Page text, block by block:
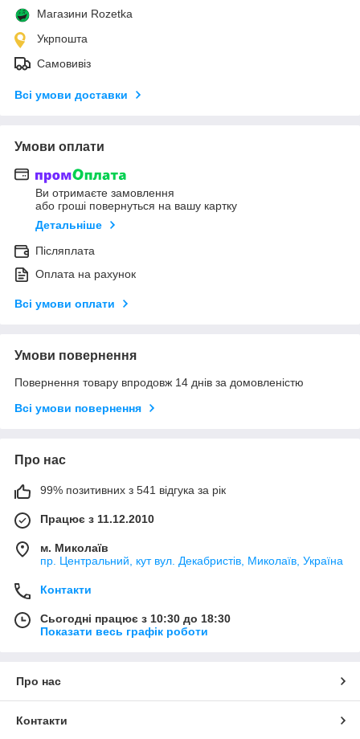
Магазини Rozetka
Укрпошта
Самовивіз
Всі умови доставки
Умови оплати
Ви отримаєте замовлення
або гроші повернуться на вашу картку
Детальніше
Післяплата
Оплата на рахунок
Всі умови оплати
Умови повернення
Повернення товару впродовж 14 днів за домовленістю
Всі умови повернення
Про нас
99% позитивних з 541 відгука за рік
Працює з 11.12.2010
м. Миколаїв
пр. Центральний, кут вул. Декабристів, Миколаїв, Україна
Контакти
Сьогодні працює з 10:30 до 18:30
Показати весь графік роботи
Про нас
Контакти